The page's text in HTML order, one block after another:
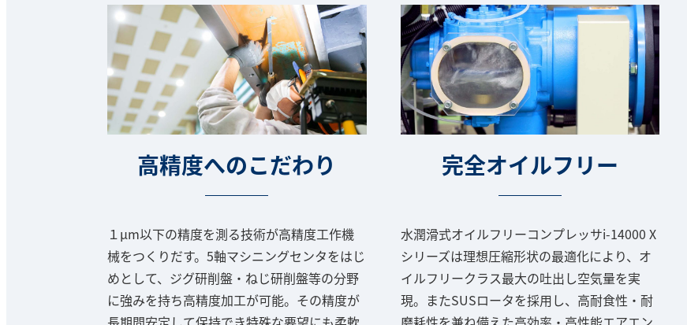
高精度へのこだわり
１μm以下の精度を測る技術が高精度工作機
械をつくりだす。5軸マシニングセンタをはじ
めとして、ジグ研削盤・ねじ研削盤等の分野
に強みを持ち高精度加工が可能。その精度が
完全オイルフリー
水潤滑式オイルフリーコンプレッサi-14000 X
シリーズは理想圧縮形状の最適化により、オ
イルフリークラス最大の吐出し空気量を実
現。またSUSロータを採用し、高耐食性・耐